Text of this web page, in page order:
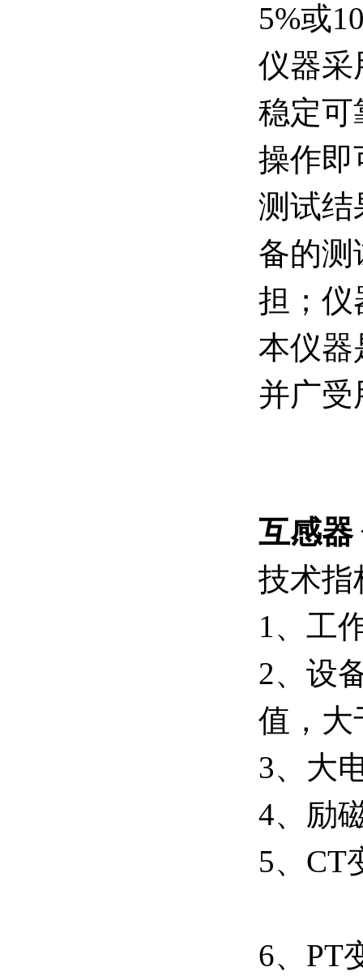
5%或
仪器采
稳定可
操作即
测试结
备的测
担；仪
本仪器
并广
互感器
技术指
1、工
2、设
值，大
3、大
4、励
5、CT
6、PT